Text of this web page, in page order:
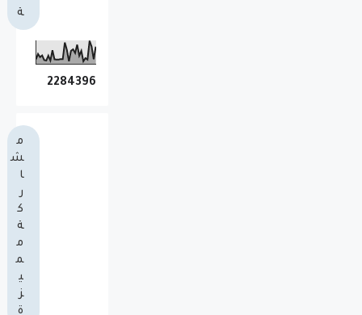
ة
2284396
م
ش
ا
ر
ك
ة
م
م
ي
ز
ة